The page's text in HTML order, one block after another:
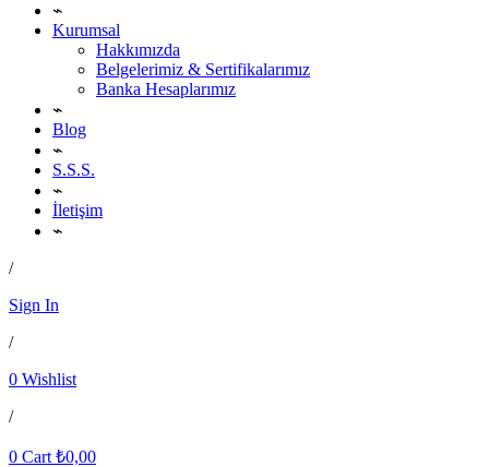
⌁
Kurumsal
Hakkımızda
Belgelerimiz & Sertifikalarımız
Banka Hesaplarımız
⌁
Blog
⌁
S.S.S.
⌁
İletişim
⌁
/
Sign In
/
0 Wishlist
/
0 Cart ₺0,00